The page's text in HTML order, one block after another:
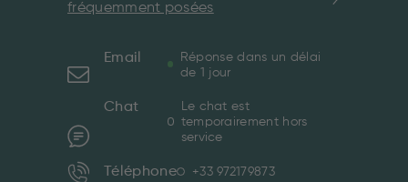
fréquemment posées
Email
Réponse dans un délai
de 1 jour
Chat
Le chat est
temporairement hors
service
Téléphone +33 972179873